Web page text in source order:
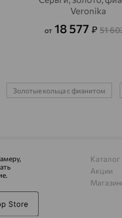
Veronika
от 18 577 ₽ 51
Золотые кольца с фианитом
Каталог
Акции